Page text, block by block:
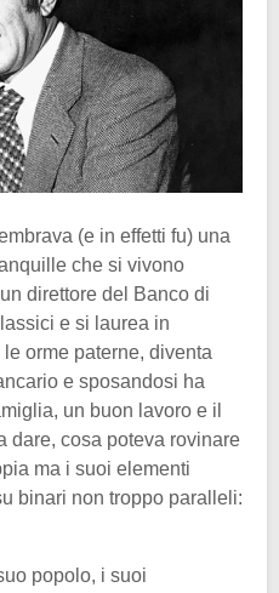
(e in effetti fu) una
che si vivono
direttore del Banco di
e si laurea in
orme paterne, diventa
e sposandosi ha
un buon lavoro e il
dare, cosa poteva rovinare
ma i suoi elementi
binari non troppo paralleli:
popolo, i suoi